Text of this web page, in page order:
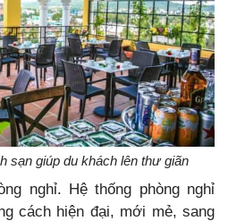
sạn giúp du khách lên thư giãn
nghỉ. Hệ thống phòng nghỉ
cách hiện đại, mới mẻ, sang